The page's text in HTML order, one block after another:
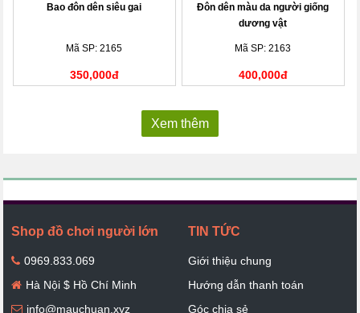
Bao đôn dên siêu gai
Mã SP: 2165
350,000đ
Đôn dên màu da người giống
dương vật
Mã SP: 2163
400,000đ
Xem thêm
Shop đồ chơi người lớn
0969.833.069
Hà Nội $ Hồ Chí Minh
info@mauchuan.xyz
TIN TỨC
Giới thiệu chung
Hướng dẫn thanh toán
Góc chia sẻ